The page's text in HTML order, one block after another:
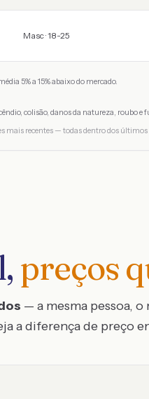
Masc · 18-25
5% a 15% abaixo do mercado.
colisão, danos da natureza, roubo
mais recentes — todas dentro dos últimos
preços
— a mesma pessoa,
a diferença de preço